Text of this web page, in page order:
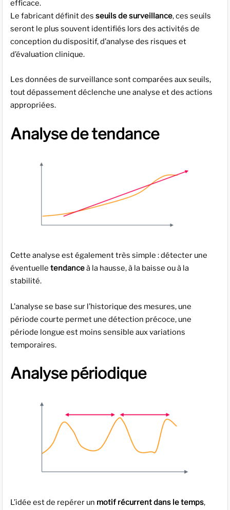
efficace.
Le fabricant définit des seuils de surveillance, ces seuils
seront le plus souvent identifiés lors des activités de
conception du dispositif, d’analyse des risques et
d’évaluation clinique.
Les données de surveillance sont comparées aux seuils,
tout dépassement déclenche une analyse et des actions
appropriées.
Analyse de tendance
Cette analyse est également très simple : détecter une
éventuelle tendanceà la hausse, à la baisse ou à la
stabilité.
L’analyse se base sur l’historique des mesures, une
période courte permet une détection précoce, une
période longue est moins sensible aux variations
temporaires.
Analyse périodique
L’idée est de repérer un motif récurrent dans le temps,